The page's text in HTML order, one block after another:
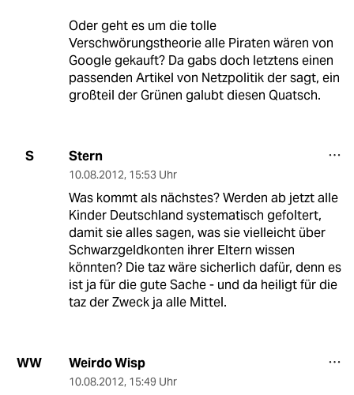
Oder geht es um die tolle
Verschwörungstheorie alle Piraten wären von
Google gekauft? Da gabs doch letztens einen
passenden Artikel von Netzpolitik der sagt, ein
großteil der Grünen galubt diesen Quatsch.
S Stern
10.08.2012, 15:53 Uhr
Was kommt als nächstes? Werden ab jetzt alle
Kinder Deutschland systematisch gefoltert,
damit sie alles sagen, was sie vielleicht über
Schwarzgeldkonten ihrer Eltern wissen
könnten? Die taz wäre sicherlich dafür, denn es
ist ja für die gute Sache - und da heiligt für die
taz der Zweck ja alle Mittel.
WW Weirdo Wisp
10.08.2012, 15:49 Uhr